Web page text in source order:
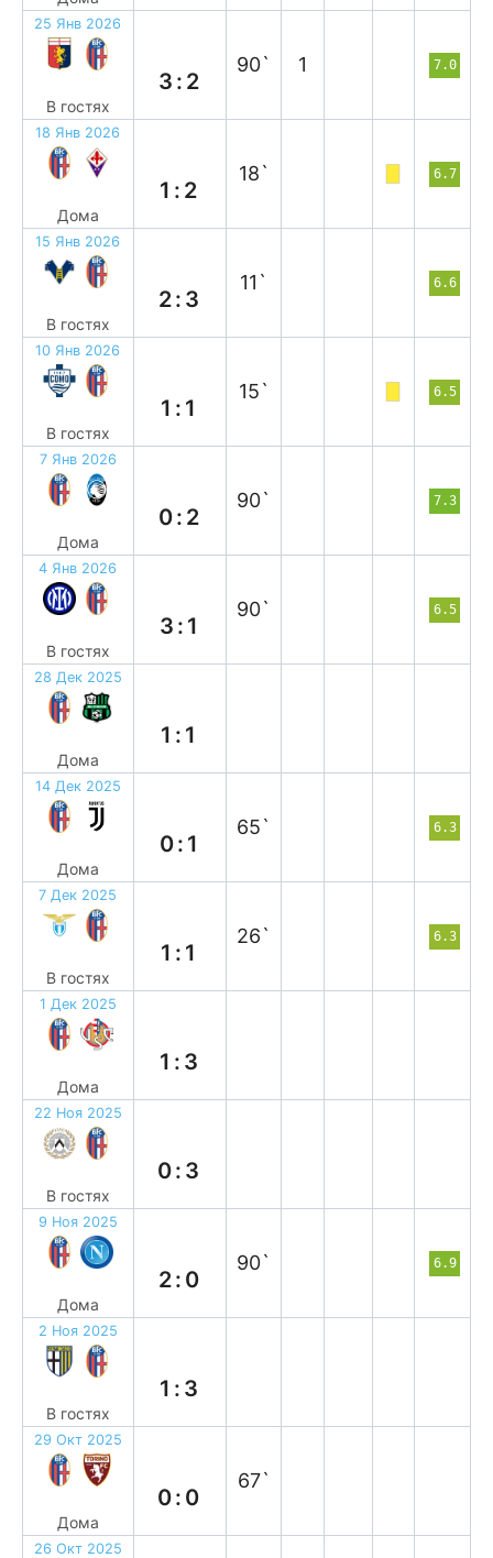
25 Янв 2026
В гостях
3:2
90` 1 7.0
18 Янв 2026
Дома
1:2
18` 6.7
15 Янв 2026
В гостях
2:3
11` 6.6
10 Янв 2026
В гостях
1:1
15` 6.5
7 Янв 2026
Дома
0:2
90` 7.3
4 Янв 2026
В гостях
3:1
90` 6.5
28 Дек 2025
Дома
1:1
14 Дек 2025
Дома
0:1
65` 6.3
7 Дек 2025
В гостях
1:1
26` 6.3
1 Дек 2025
Дома
1:3
22 Ноя 2025
В гостях
0:3
9 Ноя 2025
Дома
2:0
90` 6.9
2 Ноя 2025
В гостях
1:3
29 Окт 2025
Дома
0:0
67`
26 Окт 2025